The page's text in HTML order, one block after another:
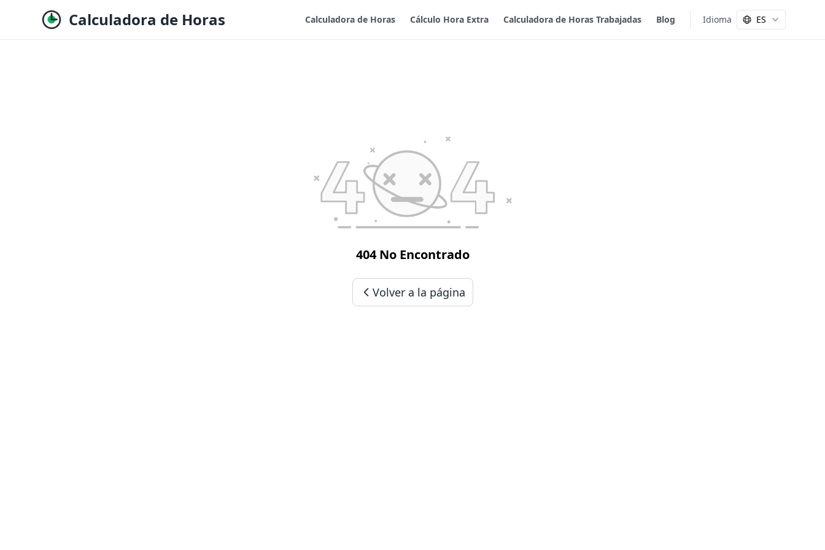
Calculadora de Horas Calculadora de Horas Cálculo Hora Extra Calculadora de Horas Trabajadas Blog Idioma ES
404 No Encontrado
Volver a la página